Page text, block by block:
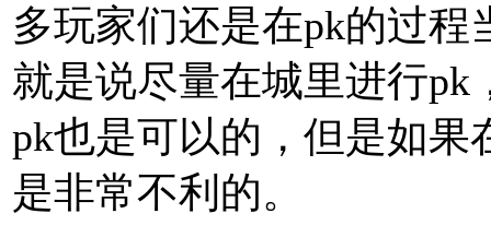
多玩家们还是在pk的过
就是说尽量在城里进行
pk也是可以的，但是如果
是非常不利的。